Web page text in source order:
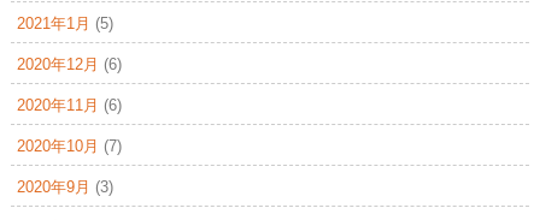
2021年1月 (5)
2020年12月 (6)
2020年11月 (6)
2020年10月 (7)
2020年9月 (3)